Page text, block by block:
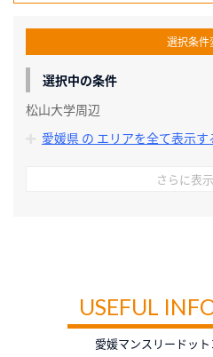
選択条件
選択中の条件
松山大学周辺
愛媛県 の エリアを全て表示す
さらに表示
USEFUL
愛媛マンスリードッ